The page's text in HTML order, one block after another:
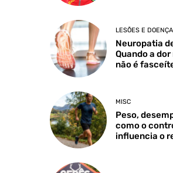
LESÕES E
Neuropatia
Quando a
não é
MISC
Peso,
como o
influencia o